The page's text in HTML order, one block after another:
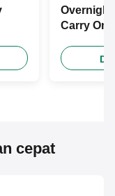
Carry On
cepat